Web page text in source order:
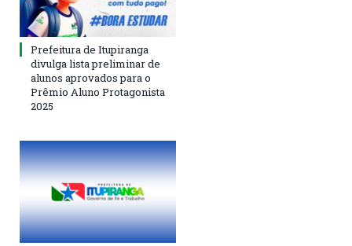
Prefeitura de Itupiranga
divulga lista preliminar de
alunos aprovados para o
Prêmio Aluno Protagonista
2025